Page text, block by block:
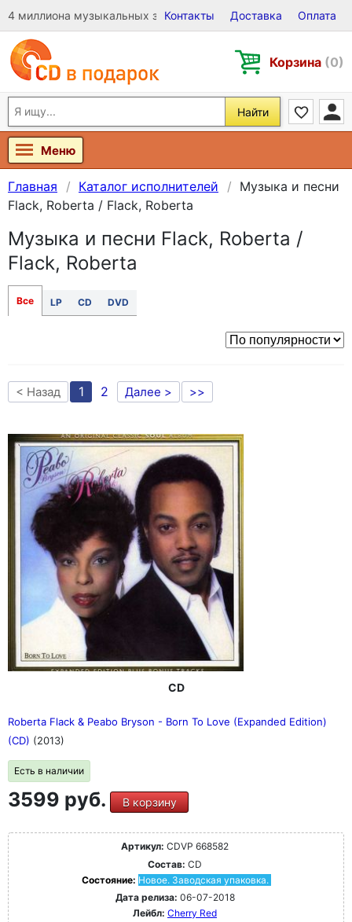
4 миллиона музыкальных записей на Виниле, CD и DVD
Контакты Доставка Оплата
Корзина (0)
Найти
Меню
Главная Каталог исполнителей
Музыка и песни
Flack, Roberta / Flack, Roberta
Музыка и песни Flack, Roberta /
Flack, Roberta
Все LP CD DVD
< Назад 1 2 Далее > >>
CD
Roberta Flack & Peabo Bryson - Born To Love (Expanded Edition)
(CD) (2013)
Есть в наличии
3599 руб. В корзину
Артикул: CDVP 668582
Состав: CD
Состояние: Новое. Заводская упаковка.
Дата релиза: 06-07-2018
Лейбл: Cherry Red